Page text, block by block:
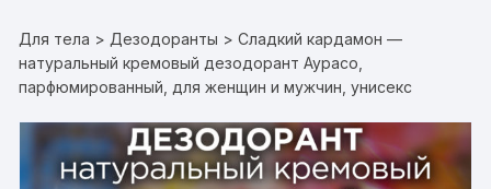
Для тела > Дезодоранты > Сладкий кардамон —
натуральный кремовый дезодорант Аурасо,
парфюмированный, для женщин и мужчин, унисекс